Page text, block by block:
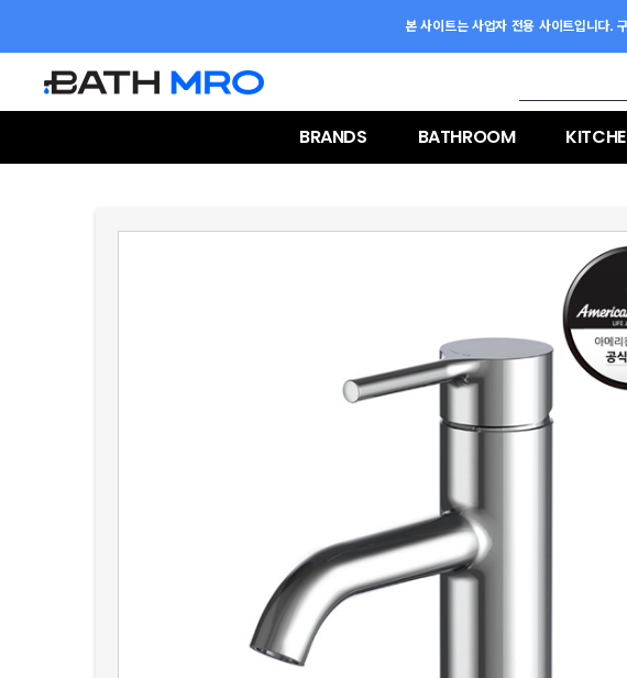
본 사이트는 사업자 전용 사이트입니다.
BRANDS BATHROOM